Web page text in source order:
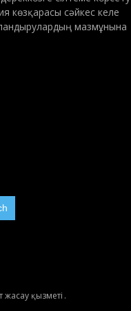
көзқарасы сәйкес келе
мазмұнына
жасау қызметі .